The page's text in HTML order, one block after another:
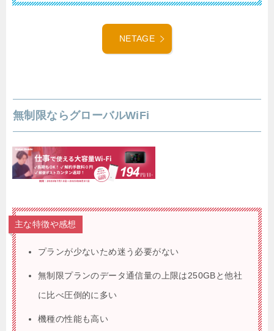
NETAGE
無制限ならグローバルWiFi
主な特徴や感想
プランが少ないため迷う必要がない
無制限プランのデータ通信量の上限は250GBと他社
に比べ圧倒的に多い
機種の性能も高い